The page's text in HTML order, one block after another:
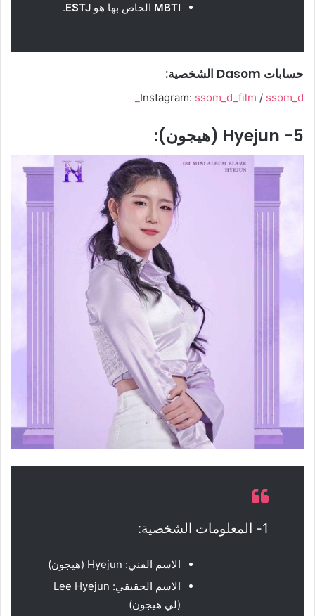
MBTI الخاص بها هو ESTJ
.
حسابات Dasom الشخصية:
Instagram: ssom_d_film / ssom_d_
5- Hyejun (هيجون):
1- المعلومات الشخصية:
الاسم الفني: Hyejun (هيجون)
الاسم الحقيقي: Lee Hyejun
(لي هيجون)